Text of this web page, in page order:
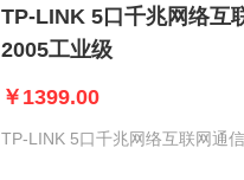
TP-LINK 5口千兆网络互
2005工业级
￥1399.00
TP-LINK 5口千兆网络互联网通